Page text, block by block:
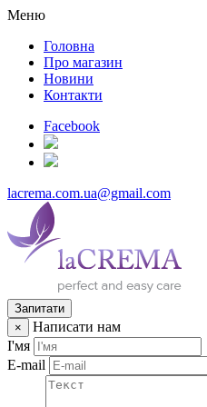
Меню
Головна
Про магазин
Новини
Контакти
Facebook
lacrema.com.ua@gmail.com
Запитати
×
Написати нам
І'мя
E-mail